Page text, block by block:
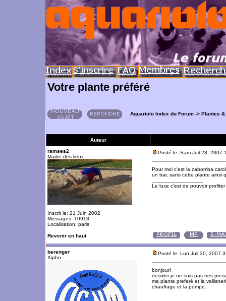
Votre plante préféré
Aquariolo Index du Forum -> Plantes
Auteur
ramses2
Maitre des lieux
Inscrit le: 21 Juin 2002
Messages: 10918
Localisation: paris
Posté le: Sam Juil 28, 2007
Pour moi c'est la cabomba
un bac sans cette plante ainsi
Le luxe c'est de pouvoir
Revenir en haut
berenger
Xipho
Posté le: Lun Juil 30, 2007
bonjour!
desoler je ne suis pas tres
ma plante preferé et la
chauffage et la pompe.